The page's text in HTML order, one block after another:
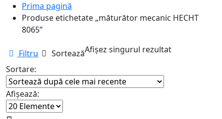
Prima pagină
Produse etichetate „măturător mecanic HECHT
8065”
Filtru SorteazăAfișez singurul rezultat
Sortare:
Afișează: